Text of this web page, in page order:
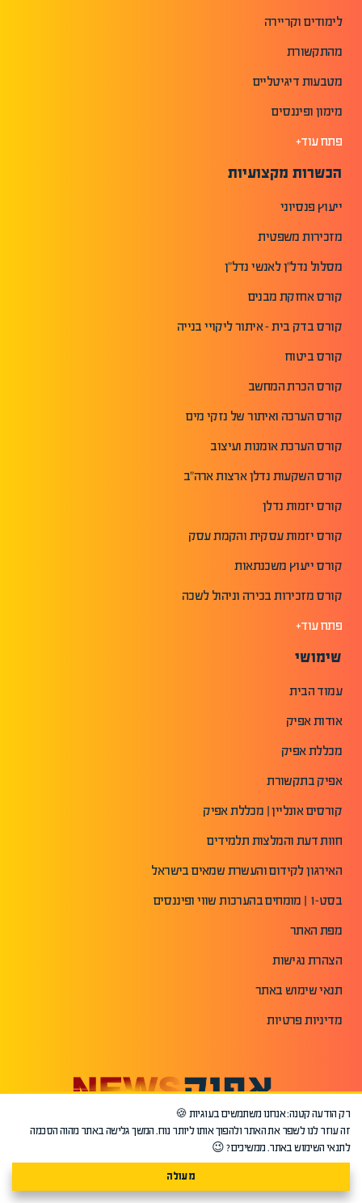
לימודים וקריירה
מהתקשורת
מטבעות דיגיטליים
מימון ופיננסים
פתח עוד+
הכשרות מקצועיות
ייעוץ פנסיוני
מזכירות משפטית
מסלול נדל"ן לאנשי נדל"ן
קורס אחזקת מבנים
קורס בדק בית - איתור ליקויי בנייה
קורס ביטוח
קורס הכרת המחשב
קורס הערכה ואיתור של נזקי מים
קורס הערכת אומנות ועיצוב
קורס השקעות נדלן ארצות ארה"ב
קורס יזמות נדלן
קורס יזמות עסקית והקמת עסק
קורס ייעוץ משכנתאות
קורס מזכירות בכירה וניהול לשכה
פתח עוד+
שימושי
עמוד הבית
אודות אפיק
מכללת אפיק
אפיק בתקשורת
קורסים אונליין | מכללת אפיק
חוות דעת והמלצות תלמידים
האירגון לקידום והעשרת שמאים בישראל
בסט-1 | מומחים בהערכות שווי ופיננסים
מפת האתר
הצהרת נגישות
תנאי שימוש באתר
מדיניות פרטיות
רק הודעה קטנה: אנחנו משתמשים בעוגיות 🍪
זה עוזר לנו לשפר את האתר ולהפוך אותו ליותר נוח. המשך גלישה באתר מהוה הסכמה
לתנאי השימוש באתר. ממשיכים? 😉
מעולה